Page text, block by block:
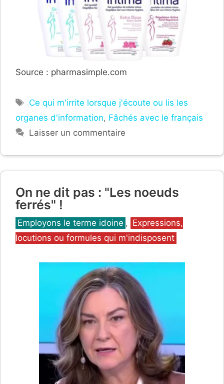
Source : pharmasimple.com
Étiquettes
Ce qui m'irrite lorsque j'écoute ou lis les
organes d'information, Fâchés avec le français
Laisser un commentaire
On ne dit pas : "Les noeuds
ferrés" !
Catégories
Employons le terme idoine , Expressions,
locutions ou formules qui m'indisposent